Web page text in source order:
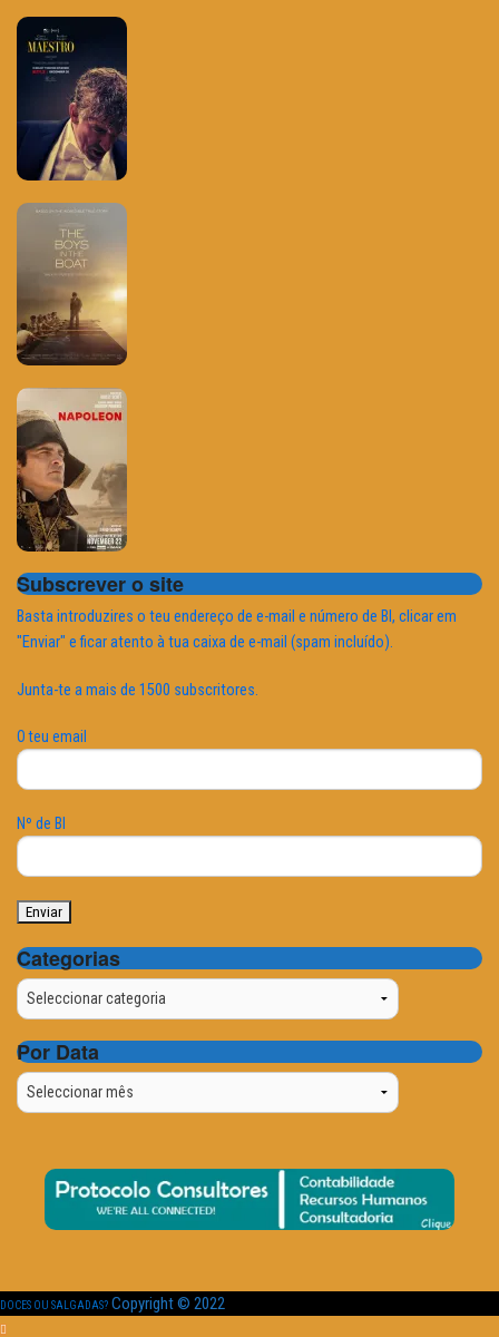
Subscrever o site
Basta introduzires o teu endereço de e-mail e número de BI, clicar em
"Enviar" e ficar atento à tua caixa de e-mail (spam incluído).
Junta-te a mais de 1500 subscritores.
O teu email
Nº de BI
Categorias
Categorias
Por Data
Por
Data
DOCES OU SALGADAS? Copyright © 2022